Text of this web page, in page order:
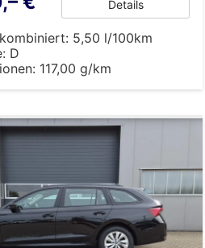
Details
5,50 l/100km
D
117,00 g/km